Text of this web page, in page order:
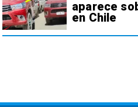
aparece
en Chile